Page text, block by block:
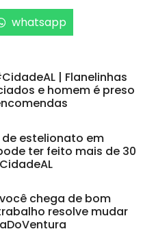
whatsapp
| Flanelinhas
e homem é preso
de estelionato em
ter feito mais de 30
chega de bom
resolve mudar